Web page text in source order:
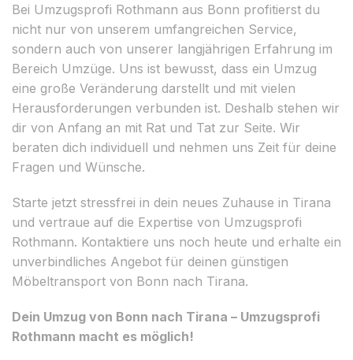
Bei Umzugsprofi Rothmann aus Bonn profitierst du
nicht nur von unserem umfangreichen Service,
sondern auch von unserer langjährigen Erfahrung im
Bereich Umzüge. Uns ist bewusst, dass ein Umzug
eine große Veränderung darstellt und mit vielen
Herausforderungen verbunden ist. Deshalb stehen wir
dir von Anfang an mit Rat und Tat zur Seite. Wir
beraten dich individuell und nehmen uns Zeit für deine
Fragen und Wünsche.
Starte jetzt stressfrei in dein neues Zuhause in Tirana
und vertraue auf die Expertise von Umzugsprofi
Rothmann. Kontaktiere uns noch heute und erhalte ein
unverbindliches Angebot für deinen günstigen
Möbeltransport von Bonn nach Tirana.
Dein Umzug von Bonn nach Tirana – Umzugsprofi
Rothmann macht es möglich!